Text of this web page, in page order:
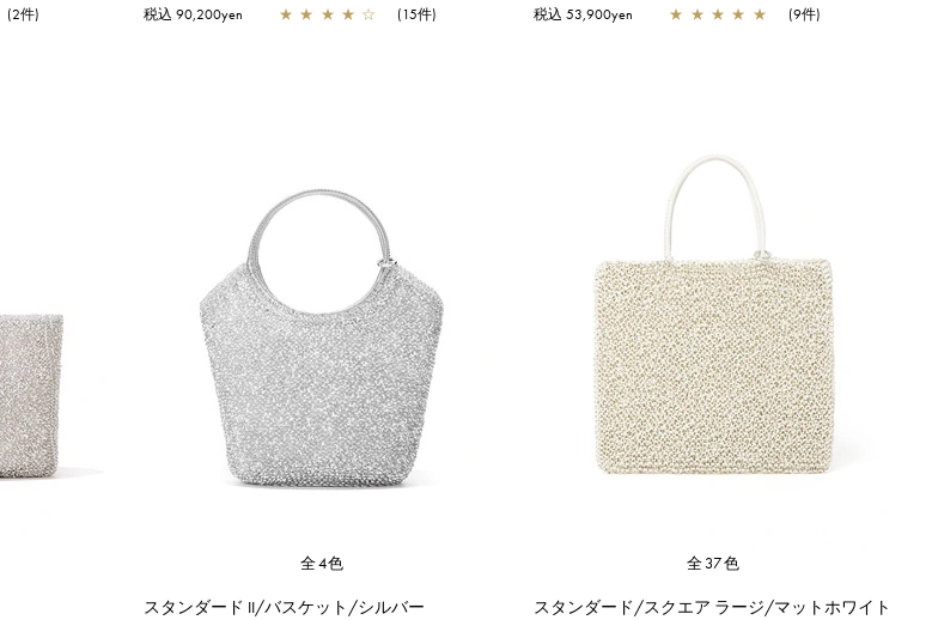
(2件) 税込 90,200yen ★ ★ ★ ★ ☆ (15件) 税込 53,900yen ★ ★ ★ ★ ★ (9件)
全4色
スタンダード II/バスケット/シルバー
全37色
スタンダード/スクエア ラージ/マットホワイト